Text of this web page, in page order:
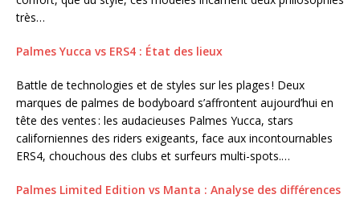
très…
Palmes Yucca vs ERS4 : État des lieux
Battle de technologies et de styles sur les plages ! Deux
marques de palmes de bodyboard s’affrontent aujourd’hui en
tête des ventes : les audacieuses Palmes Yucca, stars
californiennes des riders exigeants, face aux incontournables
ERS4, chouchous des clubs et surfeurs multi-spots.…
Palmes Limited Edition vs Manta : Analyse des différences